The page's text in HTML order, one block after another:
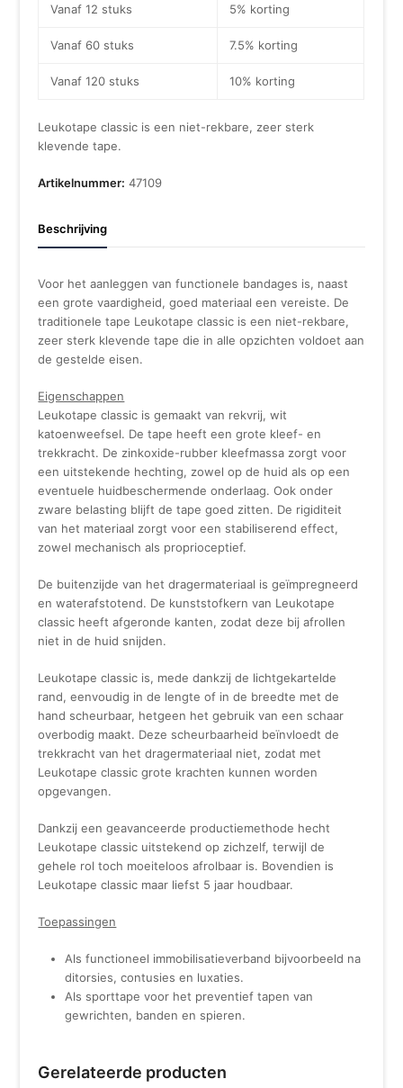
Vanaf 12 stuks
5% korting
Vanaf 60 stuks 7.5% korting
Vanaf 120 stuks 10% korting
Leukotape classic is een niet-rekbare, zeer sterk
klevende tape.
Artikelnummer: 47109
Beschrijving
Voor het aanleggen van functionele bandages is, naast
een grote vaardigheid, goed materiaal een vereiste. De
traditionele tape Leukotape classic is een niet-rekbare,
zeer sterk klevende tape die in alle opzichten voldoet aan
de gestelde eisen.
Eigenschappen
Leukotape classic is gemaakt van rekvrij, wit
katoenweefsel. De tape heeft een grote kleef- en
trekkracht. De zinkoxide-rubber kleefmassa zorgt voor
een uitstekende hechting, zowel op de huid als op een
eventuele huidbeschermende onderlaag. Ook onder
zware belasting blijft de tape goed zitten. De rigiditeit
van het materiaal zorgt voor een stabiliserend effect,
zowel mechanisch als proprioceptief.
De buitenzijde van het dragermateriaal is geïmpregneerd
en waterafstotend. De kunststofkern van Leukotape
classic heeft afgeronde kanten, zodat deze bij afrollen
niet in de huid snijden.
Leukotape classic is, mede dankzij de lichtgekartelde
rand, eenvoudig in de lengte of in de breedte met de
hand scheurbaar, hetgeen het gebruik van een schaar
overbodig maakt. Deze scheurbaarheid beïnvloedt de
trekkracht van het dragermateriaal niet, zodat met
Leukotape classic grote krachten kunnen worden
opgevangen.
Dankzij een geavanceerde productiemethode hecht
Leukotape classic uitstekend op zichzelf, terwijl de
gehele rol toch moeiteloos afrolbaar is. Bovendien is
Leukotape classic maar liefst 5 jaar houdbaar.
Toepassingen
Als functioneel immobilisatieverband bijvoorbeeld na
ditorsies, contusies en luxaties.
Als sporttape voor het preventief tapen van
gewrichten, banden en spieren.
Gerelateerde producten